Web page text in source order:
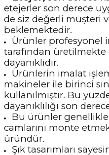
etejerler son derece
de siz değerli müşteri
beklemektedir.
Ürünler profesyonel
tarafından
dayanıklıdır.
Ürünlerin imalat
makineler ile birinci
kullanılmıştır. Bu
dayanıklılığı son
Bu ürünler
camlarını monte
üründür.
Şık tasarımları